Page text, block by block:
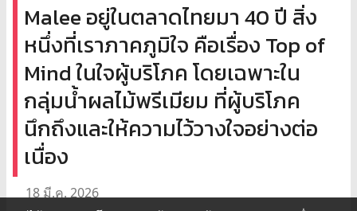
Malee อยู่ในตลาดไทยมา 40 ปี สิ่ง
หนึ่งที่เราภาคภูมิใจ คือเรื่อง Top of
Mind ในใจผู้บริโภค โดยเฉพาะใน
กลุ่มน้ำผลไม้พรีเมียม ที่ผู้บริโภค
นึกถึงและให้ความไว้วางใจอย่างต่อ
เนื่อง
18 มี.ค. 2026